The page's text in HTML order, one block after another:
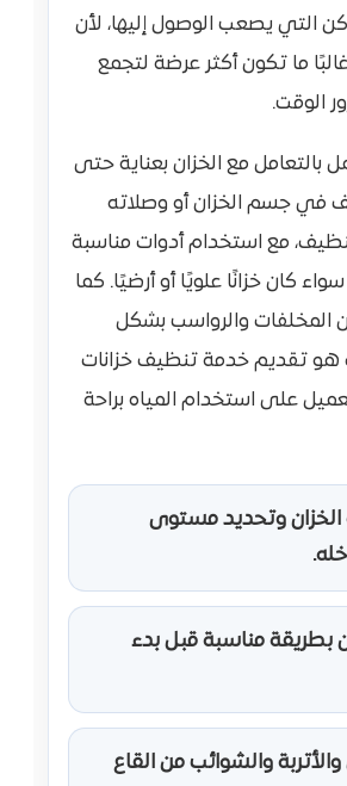
التي يصعب الوصول إليها، لأن
ما تكون أكثر عرضة لتجمع
الوقت.
بالتعامل مع الخزان بعناية حتى
في جسم الخزان أو وصلاته
مع استخدام أدوات مناسبة
كان خزانًا علويًا أو أرضيًا. كما
المخلفات والرواسب بشكل
هو تقديم خدمة تنظيف خزانات
على استخدام المياه براحة
وتحديد مستوى
بطريقة مناسبة قبل بدء
والأتربة والشوائب من القاع